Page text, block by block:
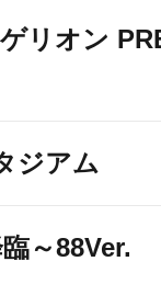
リオン
ジアム
～88Ver.